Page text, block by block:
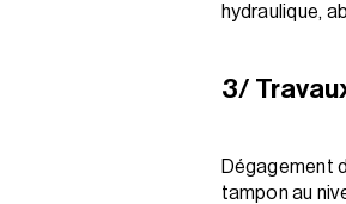
hydraulique,
3/
Dégagement
tampon au